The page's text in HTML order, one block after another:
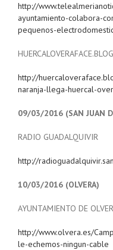
http://
ayuntamiento-colabora-
pequenos-
http://
naranja-llega-huercal-
09/03/2016 (SAN JUAN
RADIO GUADALQUIVIR
http://
10/03/2016 (OLVERA)
AYUNTAMIENTO DE
http://www.olvera.es/
le-echemos-ningun-cable